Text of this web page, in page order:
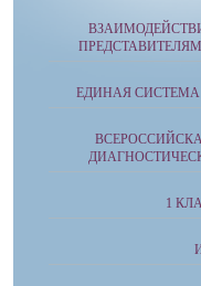
ЕДИНАЯ СИСТЕМА
1